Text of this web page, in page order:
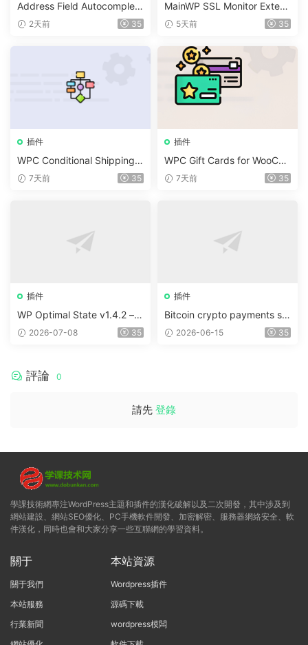
Address Field Autocomplete
For WooCommerce v1.3.2
2天前 35
MainWP SSL Monitor Extens
ion v5.2
5天前 35
插件
WPC Conditional Shipping &
Payments (Premium) v1.0.2
7天前 35
插件
WPC Gift Cards for WooCo
mmerce (Premium) v1.0.2
7天前 35
插件
WP Optimal State v1.4.2 –
WordPress 優化、清理和安
2026-07-08 35
插件
Bitcoin crypto payments su
pport for CryptoPay v1.4.3
2026-06-15 35
評論 0
請先 登錄
學課技術網專注WordPress主題和插件的漢化破解以及二次開發，其中涉及到
網站建設、網站SEO優化、PC手機軟件開發、加密解密、服務器網絡安全、軟
件漢化，同時也會和大家分享一些互聯網的學習資料。
關于
關于我們
本站服務
行業新聞
本站資源
Wordpress插件
源碼下載
wordpress模闆